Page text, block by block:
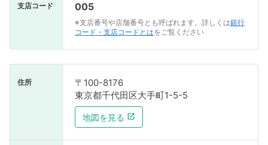
支店コード 005
※支店番号や店舗番号とも呼ばれます。詳しくは銀行
コード・支店コードとはをご覧ください
住所
〒100-8176
東京都千代田区大手町1-5-5
地図を見る